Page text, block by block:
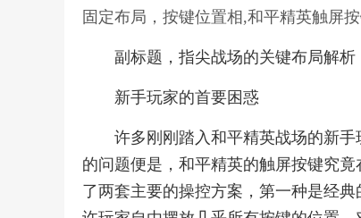
固定布局，按键位置相,和平精英触屏
副标题，指尖战场的关键布局解析
新手玩家的首要困惑
许多刚刚踏入和平精英战场的新
的问题便是，和平精英的触屏按键究
了两套主要的操控方案，第一种是经